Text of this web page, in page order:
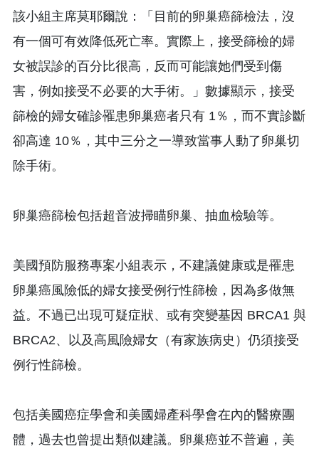
該小組主席莫耶爾說：「目前的卵巢癌篩檢法，沒
有一個可有效降低死亡率。實際上，接受篩檢的婦
女被誤診的百分比很高，反而可能讓她們受到傷
害，例如接受不必要的大手術。」數據顯示，接受
篩檢的婦女確診罹患卵巢癌者只有 1％，而不實診斷
卻高達 10％，其中三分之一導致當事人動了卵巢切
除手術。
卵巢癌篩檢包括超音波掃瞄卵巢、抽血檢驗等。
美國預防服務專案小組表示，不建議健康或是罹患
卵巢癌風險低的婦女接受例行性篩檢，因為多做無
益。不過已出現可疑症狀、或有突變基因 BRCA1 與
BRCA2、以及高風險婦女（有家族病史）仍須接受
例行性篩檢。
包括美國癌症學會和美國婦產科學會在內的醫療團
體，過去也曾提出類似建議。卵巢癌並不普遍，美